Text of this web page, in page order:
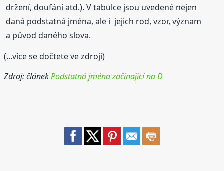
držení, doufání atd.). V tabulce jsou uvedené nejen
daná podstatná jména, ale i jejich rod, vzor, význam
a původ daného slova.
(...více se dočtete ve zdroji)
Zdroj: článekPodstatná jména začínající na D